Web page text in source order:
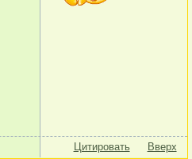
Цитировать Вверх